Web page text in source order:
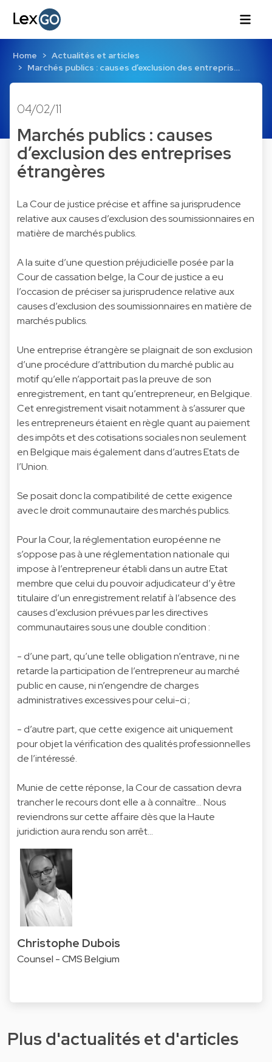
Home
Actualités et articles
Marchés publics : causes d’exclusion des entrepris…
04/02/11
Marchés publics : causes
d’exclusion des entreprises
étrangères
La Cour de justice précise et affine sa jurisprudence
relative aux causes d’exclusion des soumissionnaires en
matière de marchés publics.
A la suite d’une question préjudicielle posée par la
Cour de cassation belge, la Cour de justice a eu
l’occasion de préciser sa jurisprudence relative aux
causes d’exclusion des soumissionnaires en matière de
marchés publics.
Une entreprise étrangère se plaignait de son exclusion
d’une procédure d’attribution du marché public au
motif qu’elle n’apportait pas la preuve de son
enregistrement, en tant qu’entrepreneur, en Belgique.
Cet enregistrement visait notamment à s’assurer que
les entrepreneurs étaient en règle quant au paiement
des impôts et des cotisations sociales non seulement
en Belgique mais également dans d’autres Etats de
l’Union.
Se posait donc la compatibilité de cette exigence
avec le droit communautaire des marchés publics.
Pour la Cour, la réglementation européenne ne
s’oppose pas à une réglementation nationale qui
impose à l’entrepreneur établi dans un autre Etat
membre que celui du pouvoir adjudicateur d’y être
titulaire d’un enregistrement relatif à l’absence des
causes d’exclusion prévues par les directives
communautaires sous une double condition :
- d’une part, qu’une telle obligation n’entrave, ni ne
retarde la participation de l’entrepreneur au marché
public en cause, ni n’engendre de charges
administratives excessives pour celui-ci ;
- d’autre part, que cette exigence ait uniquement
pour objet la vérification des qualités professionnelles
de l’intéressé.
Munie de cette réponse, la Cour de cassation devra
trancher le recours dont elle a à connaître… Nous
reviendrons sur cette affaire dès que la Haute
juridiction aura rendu son arrêt...
Christophe Dubois
Counsel - CMS Belgium
Plus d'actualités et d'articles